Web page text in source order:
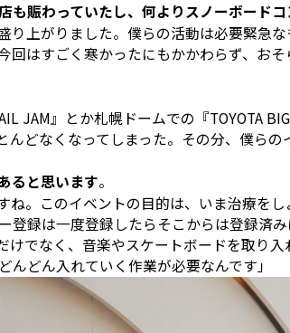
も賑わっていたし、何よりスノーボード
り上がりました。僕らの活動は必要緊急
はすごく寒かったにもかかわらず、お
JAM』とか札幌ドームでの『TOYOTA
んどなくなってしまった。その分、僕ら
ると思います。
ね。このイベントの目的は、いま治療を
登録は一度登録したらそこからは登録済
でなく、音楽やスケートボードを取り
どん入れていく作業が必要なんです」